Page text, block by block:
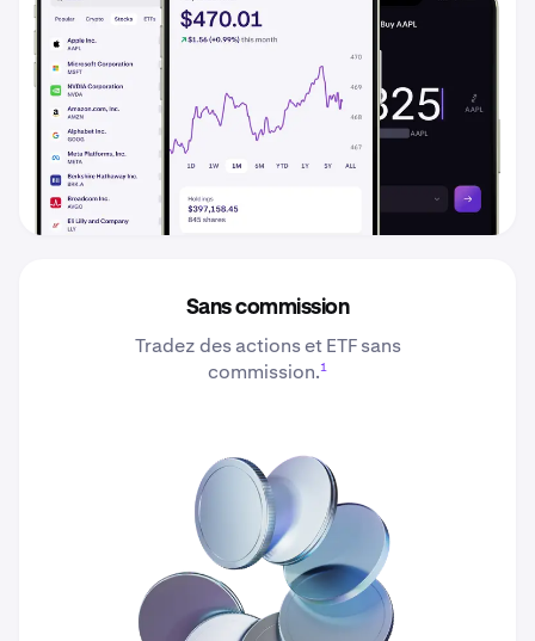
Sans commission
Tradez des actions et ETF sans
commission.1